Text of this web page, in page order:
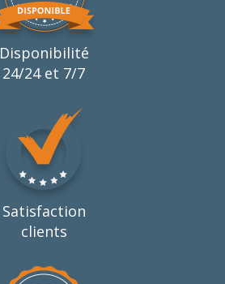
Disponibilité
24/24 et 7/7
Satisfaction
clients